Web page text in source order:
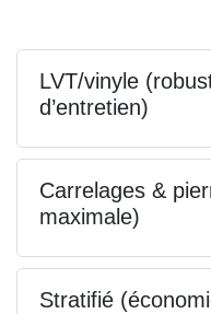
LVT/vinyle
d’entretien)
Carrelages &
maximale)
Stratifié